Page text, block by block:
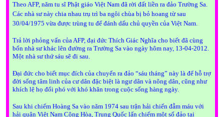
Theo AFP, năm tu sĩ Phật giáo ViệtNam đã rời đất liền ra đảo Trường Sa.
Các nhà sư này chia nhau trụ trì ba ngôi chùa bị bỏ hoang từ sau
30/04/1975 vừa được trùng tu để đánh dấu chủ quyền của ViệtNam.
Trả lời phỏng vấn của AFP, đại đức Thích Giác Nghĩa cho biết đã cùng
bốn nhà sư khác lên đường ra Trường Sa vào ngày hôm nay, 13-04-2012.
Một nhà sư thứ sáu sẽ đi sau.
Đại đức cho biết mục đích của chuyến ra đảo “sáu tháng” này là để hỗ trợ
đời sống tâm linh của cư dân đặc biệt là ngư dân và nông dân, cũng như
khích lệ họ đối phó với khó khăn trong cuộc sống hàng ngày.
Sau khi chiếm Hoàng Sa vào năm 1974 sau trận hải chiến đẫm máu với
hải quân Việt Nam Cộng Hòa, Trung Quốc lấn chiếm một số đảo tại